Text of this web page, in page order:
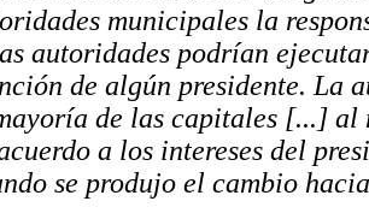
municipales la
autoridades podrían
de algún presidente. La
de las capitales [...]
a los intereses del
se produjo el cambio